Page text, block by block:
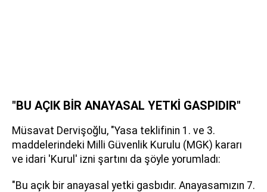
"BU AÇIK BİR ANAYASAL YETKİ GASPIDIR"
Müsavat Dervişoğlu, "Yasa teklifinin 1. ve 3.
maddelerindeki Milli Güvenlik Kurulu (MGK) kararı
ve idari 'Kurul' izni şartını da şöyle yorumladı:
"Bu açık bir anayasal yetki gasbıdır. Anayasamızın 7.